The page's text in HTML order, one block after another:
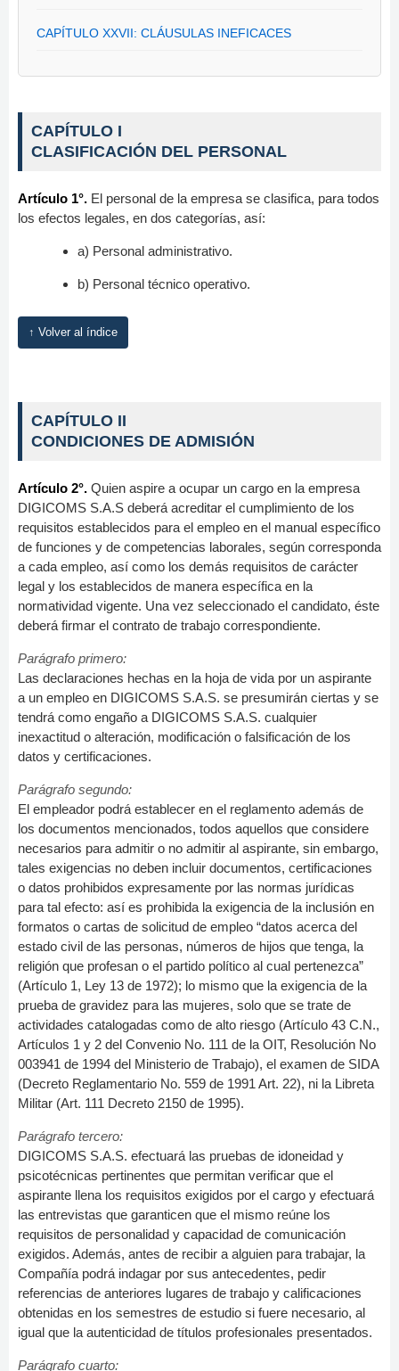
CAPÍTULO XXVII: CLÁUSULAS INEFICACES
CAPÍTULO I
CLASIFICACIÓN DEL PERSONAL
Artículo 1°. El personal de la empresa se clasifica, para todos
los efectos legales, en dos categorías, así:
a) Personal administrativo.
b) Personal técnico operativo.
↑ Volver al índice
CAPÍTULO II
CONDICIONES DE ADMISIÓN
Artículo 2°. Quien aspire a ocupar un cargo en la empresa
DIGICOMS S.A.S deberá acreditar el cumplimiento de los
requisitos establecidos para el empleo en el manual específico
de funciones y de competencias laborales, según corresponda
a cada empleo, así como los demás requisitos de carácter
legal y los establecidos de manera específica en la
normatividad vigente. Una vez seleccionado el candidato, éste
deberá firmar el contrato de trabajo correspondiente.
Parágrafo primero:
Las declaraciones hechas en la hoja de vida por un aspirante
a un empleo en DIGICOMS S.A.S. se presumirán ciertas y se
tendrá como engaño a DIGICOMS S.A.S. cualquier
inexactitud o alteración, modificación o falsificación de los
datos y certificaciones.
Parágrafo segundo:
El empleador podrá establecer en el reglamento además de
los documentos mencionados, todos aquellos que considere
necesarios para admitir o no admitir al aspirante, sin embargo,
tales exigencias no deben incluir documentos, certificaciones
o datos prohibidos expresamente por las normas jurídicas
para tal efecto: así es prohibida la exigencia de la inclusión en
formatos o cartas de solicitud de empleo “datos acerca del
estado civil de las personas, números de hijos que tenga, la
religión que profesan o el partido político al cual pertenezca”
(Artículo 1, Ley 13 de 1972); lo mismo que la exigencia de la
prueba de gravidez para las mujeres, solo que se trate de
actividades catalogadas como de alto riesgo (Artículo 43 C.N.,
Artículos 1 y 2 del Convenio No. 111 de la OIT, Resolución No
003941 de 1994 del Ministerio de Trabajo), el examen de SIDA
(Decreto Reglamentario No. 559 de 1991 Art. 22), ni la Libreta
Militar (Art. 111 Decreto 2150 de 1995).
Parágrafo tercero:
DIGICOMS S.A.S. efectuará las pruebas de idoneidad y
psicotécnicas pertinentes que permitan verificar que el
aspirante llena los requisitos exigidos por el cargo y efectuará
las entrevistas que garanticen que el mismo reúne los
requisitos de personalidad y capacidad de comunicación
exigidos. Además, antes de recibir a alguien para trabajar, la
Compañía podrá indagar por sus antecedentes, pedir
referencias de anteriores lugares de trabajo y calificaciones
obtenidas en los semestres de estudio si fuere necesario, al
igual que la autenticidad de títulos profesionales presentados.
Parágrafo cuarto: